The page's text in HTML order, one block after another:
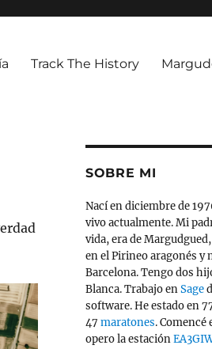
Track The History
SOBRE MI
Nací en diciembre de
vivo actualmente. Mi
vida, era de
en el Pirineo aragonés y
Barcelona. Tengo dos
Blanca. Trabajo enSage
software. He estado en
47 maratones. Comencé
opero la estación